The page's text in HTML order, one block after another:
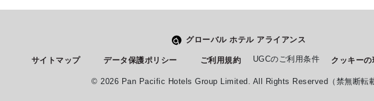
グローバル ホテル アライアンス
サイトマップ データ保護ポリシー ご利用規約 UGCのご利用条件 クッキー
© 2026 Pan Pacific Hotels Group Limited. All Rights Reserved（禁無断転載